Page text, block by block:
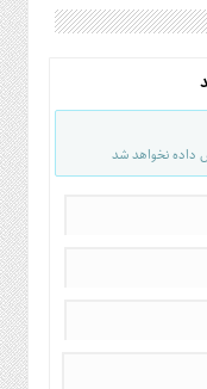
داده نخواهد شد